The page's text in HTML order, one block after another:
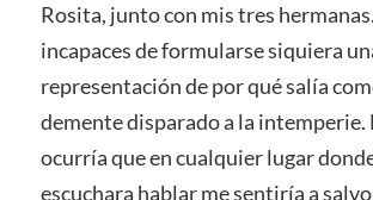
Rosita, junto con mis tres
incapaces de formularse siquiera
representación de por qué salía
demente disparado a la intemperie.
ocurría que en cualquier lugar
escuchara hablar me sentiría a